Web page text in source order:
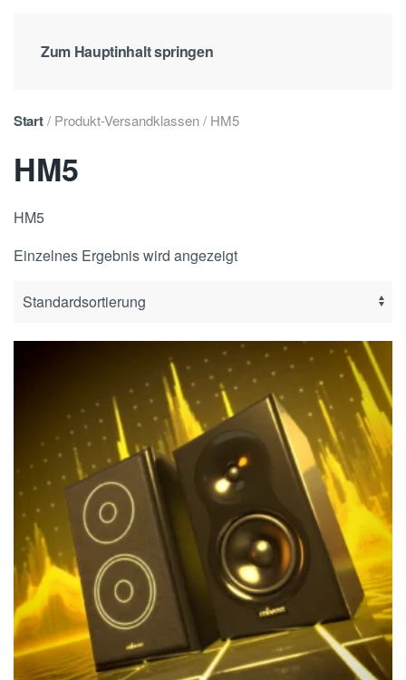
Zum Hauptinhalt springen
Start/ Produkt-Versandklassen / HM5
HM5
HM5
Einzelnes Ergebnis wird angezeigt